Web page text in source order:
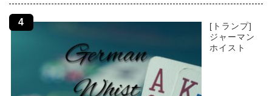
[トランプ]
ジャーマン
ホイスト